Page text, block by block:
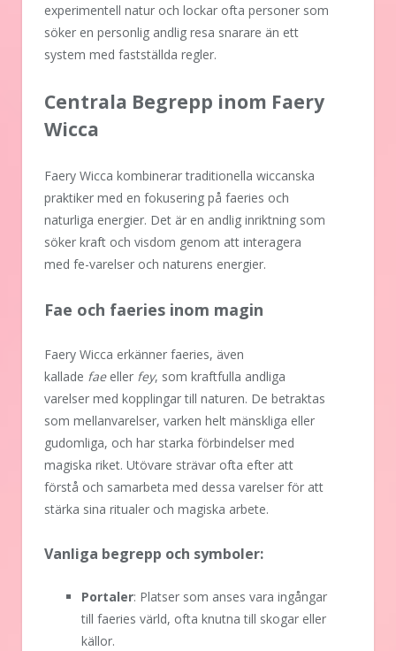
experimentell natur och lockar ofta personer som
söker en personlig andlig resa snarare än ett
system med fastställda regler.
Centrala Begrepp inom Faery
Wicca
Faery Wicca kombinerar traditionella wiccanska
praktiker med en fokusering på faeries och
naturliga energier. Det är en andlig inriktning som
söker kraft och visdom genom att interagera
med fe-varelser och naturens energier.
Fae och faeries inom magin
Faery Wicca erkänner faeries, även
kallade faeeller fey, som kraftfulla andliga
varelser med kopplingar till naturen. De betraktas
som mellanvarelser, varken helt mänskliga eller
gudomliga, och har starka förbindelser med
magiska riket. Utövare strävar ofta efter att
förstå och samarbeta med dessa varelser för att
stärka sina ritualer och magiska arbete.
Vanliga begrepp och symboler:
Portaler: Platser som anses vara ingångar
till faeries värld, ofta knutna till skogar eller
källor.